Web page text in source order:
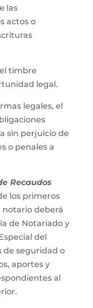
las
actos o
timbre
legal.
legales, el
sin perjuicio de
o penales a
Recaudos
los primeros
notario deberá
de Notariado y
del
de seguridad o
aportes y
al